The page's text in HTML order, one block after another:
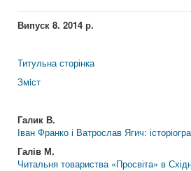
Випуск 8. 2014 р.
Титульна сторінка
Змiст
Галик В.
Іван Франко і Ватрослав Ягич:
Галів М.
Читальня товариства «Просвіта» в